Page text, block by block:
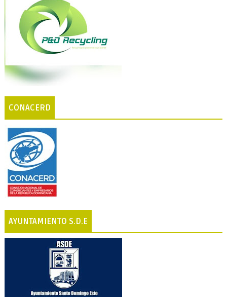
CONACERD
AYUNTAMIENTO S.D.E